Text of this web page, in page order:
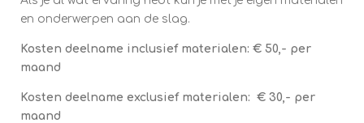
en onderwerpen aan de slag.
Kosten deelname inclusief materialen: € 50,- per
maand
Kosten deelname exclusief materialen: € 30,- per
maand